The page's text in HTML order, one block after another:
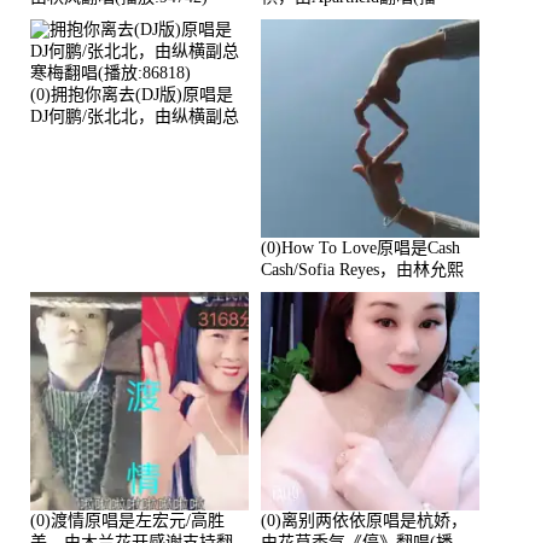
放:94178)
(0)拥抱你离去(DJ版)原唱是
DJ何鹏/张北北，由纵横副总
(0)How To Love原唱是Cash
Cash/Sofia Reyes，由林允熙
翻唱(播放:84447)
(0)渡情原唱是左宏元/高胜
(0)离别两依依原唱是杭娇，